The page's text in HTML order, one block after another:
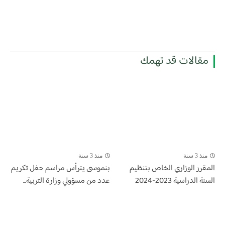
مقالات قد تهمك
منذ 3 سنة
المقرر الوزاري الخاص بتنظيم
السنة الدراسية 2023-2024
منذ 3 سنة
بنموسى يترأس مراسم حفل تكريم
عدد من مسؤولي وزارة التربية...